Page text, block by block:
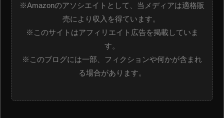
※Amazonのアソシエイトとして、当メディアは適格販
売により収入を得ています。
※このサイトはアフィリエイト広告を掲載していま
す。
※このブログには一部、フィクションや何かが含まれ
る場合があります。